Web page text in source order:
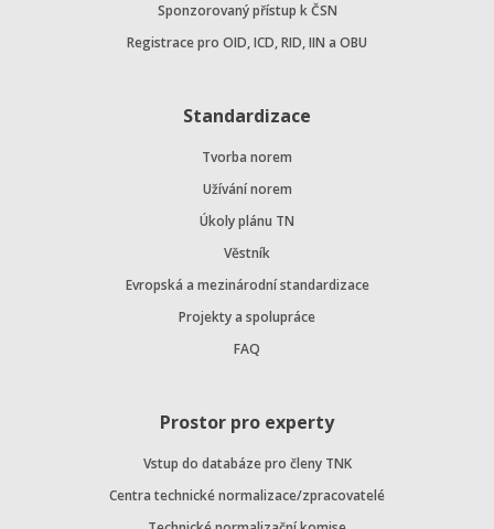
Sponzorovaný přístup k ČSN
Registrace pro OID, ICD, RID, IIN a OBU
Standardizace
Tvorba norem
Užívání norem
Úkoly plánu TN
Věstník
Evropská a mezinárodní standardizace
Projekty a spolupráce
FAQ
Prostor pro experty
Vstup do databáze pro členy TNK
Centra technické normalizace/zpracovatelé